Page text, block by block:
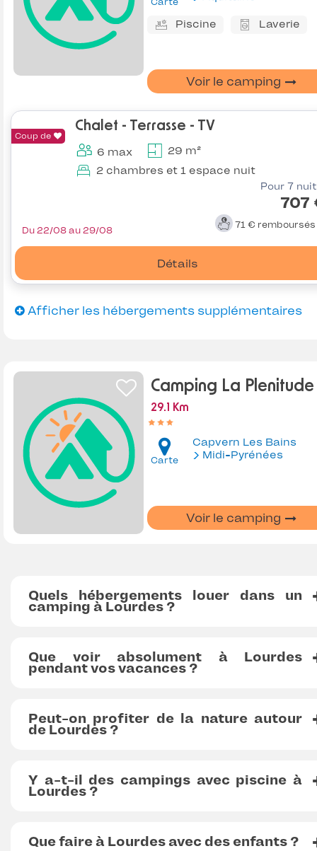
Piscine Laverie
Voir le camping
Coup de
Chalet - Terrasse - TV
6 max
29 m²
2 chambres et 1 espace nuit
Pour 7
707
71 € remboursés
Détails
Du 22/08 au 29/08
Afficher les hébergements supplémentaires
Camping La Plenitude
29.1 Km
Carte
Capvern Les Bains
Midi-Pyrénées
Voir le camping
Quels hébergements louer dans un
camping à Lourdes ?
Que voir absolument à Lourdes
pendant vos vacances ?
Peut-on profiter de la nature autour
de Lourdes ?
Y a-t-il des campings avec piscine à
Lourdes ?
Que faire à Lourdes avec des enfants ?